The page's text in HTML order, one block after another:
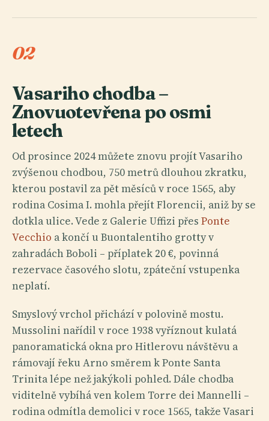
02
Vasariho chodba –
Znovuotevřena po osmi
letech
Od prosince 2024 můžete znovu projít Vasariho
zvýšenou chodbou, 750 metrů dlouhou zkratku,
kterou postavil za pět měsíců v roce 1565, aby
rodina Cosima I. mohla přejít Florencii, aniž by se
dotkla ulice. Vede z Galerie Uffizi přes Ponte
Vecchio a končí u Buontalentiho grotty v
zahradách Boboli – příplatek 20 €, povinná
rezervace časového slotu, zpáteční vstupenka
neplatí.
Smyslový vrchol přichází v polovině mostu.
Mussolini nařídil v roce 1938 vyříznout kulatá
panoramatická okna pro Hitlerovu návštěvu a
rámovají řeku Arno směrem k Ponte Santa
Trinita lépe než jakýkoli pohled. Dále chodba
viditelně vybíhá ven kolem Torre dei Mannelli –
rodina odmítla demolici v roce 1565, takže Vasari